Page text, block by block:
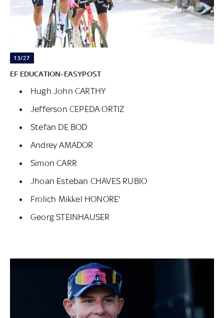
13/27
EF EDUCATION-EASYPOST
Hugh John CARTHY
Jefferson CEPEDA ORTIZ
Stefan DE BOD
Andrey AMADOR
Simon CARR
Jhoan Esteban CHAVES RUBIO
Frolich Mikkel HONORE'
Georg STEINHAUSER